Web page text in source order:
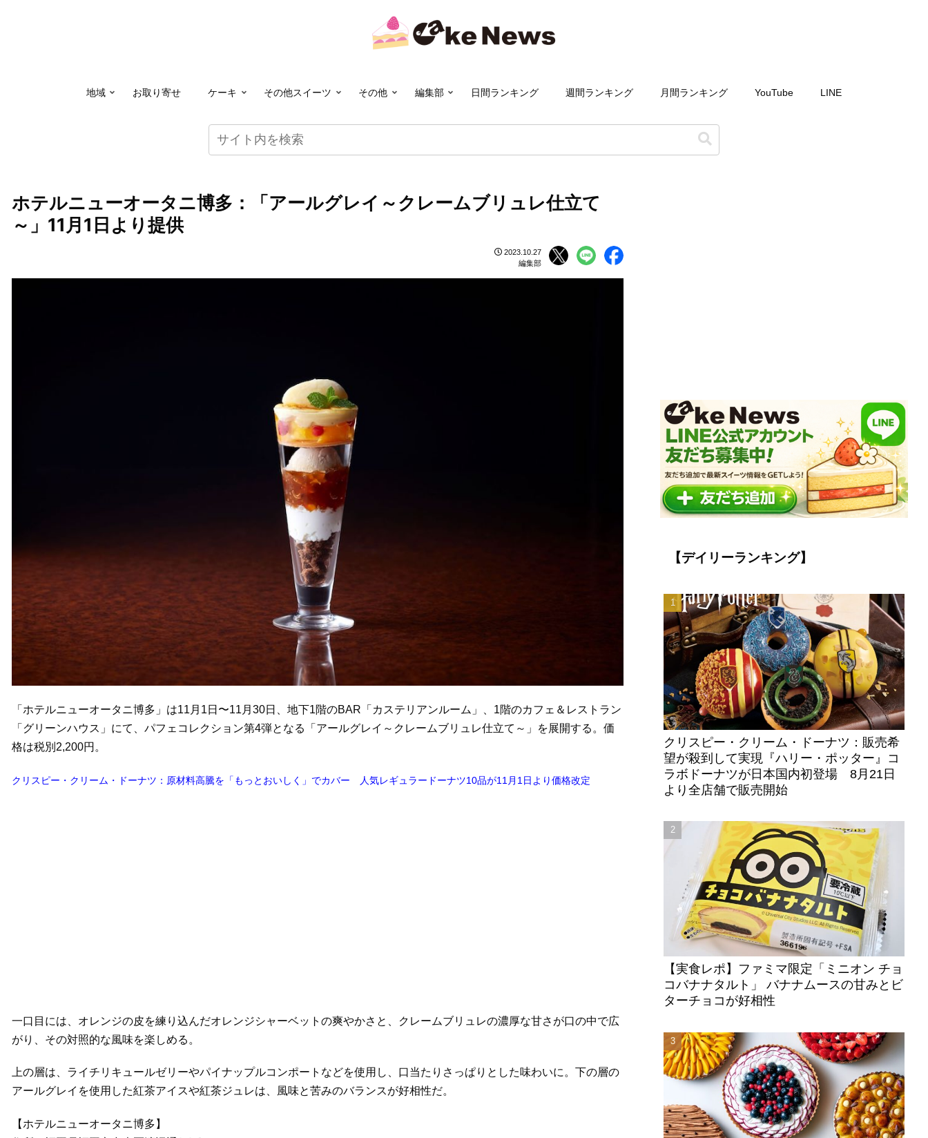
地域 お取り寄せ ケーキ その他スイーツ その他 編集部 日間ランキング 週間ランキング 月間ランキング YouTube LINE
ホテルニューオータニ博多：「アールグレイ～クレームブリュレ仕立て
～」11月1日より提供
2023.10.27
編集部
「ホテルニューオータニ博多」は11月1日〜11月30日、地下1階のBAR「カステリアンルーム」、1階のカフェ＆レストラン
「グリーンハウス」にて、パフェコレクション第4弾となる「アールグレイ～クレームブリュレ仕立て～」を展開する。価
格は税別2,200円。
クリスピー・クリーム・ドーナツ：原材料高騰を「もっとおいしく」でカバー 人気レギュラードーナツ10品が11月1日より価格改定
一口目には、オレンジの皮を練り込んだオレンジシャーベットの爽やかさと、クレームブリュレの濃厚な甘さが口の中で広
がり、その対照的な風味を楽しめる。
上の層は、ライチリキュールゼリーやパイナップルコンポートなどを使用し、口当たりさっぱりとした味わいに。下の層の
アールグレイを使用した紅茶アイスや紅茶ジュレは、風味と苦みのバランスが好相性だ。
【ホテルニューオータニ博多】
【デイリーランキング】
クリスピー・クリーム・ドーナツ：販売希
望が殺到して実現『ハリー・ポッター』コ
ラボドーナツが日本国内初登場 8月21日
より全店舗で販売開始
【実食レポ】ファミマ限定「ミニオン チョ
コバナナタルト」 バナナムースの甘みとビ
ターチョコが好相性